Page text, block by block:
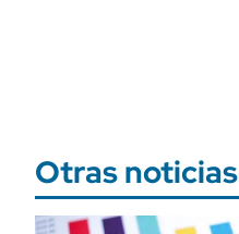
Otras noticias